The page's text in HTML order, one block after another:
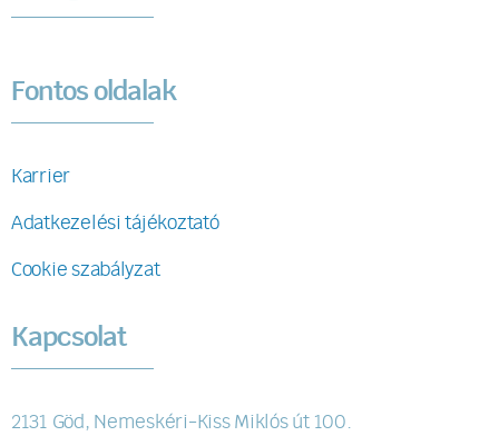
Fontos oldalak
Karrier
Adatkezelési tájékoztató
Cookie szabályzat
Kapcsolat
2131 Göd, Nemeskéri-Kiss Miklós út 100.